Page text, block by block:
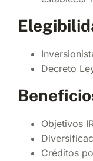
Decreto
Objetivos
Créditos